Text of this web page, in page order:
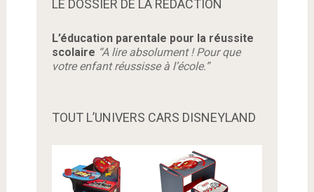
LE DOSSIER DE LA REDACTION
L’éducation parentale pour la réussite
scolaire “A lire absolument ! Pour que
votre enfant réussisse à l’école.”
TOUT L’UNIVERS CARS DISNEYLAND